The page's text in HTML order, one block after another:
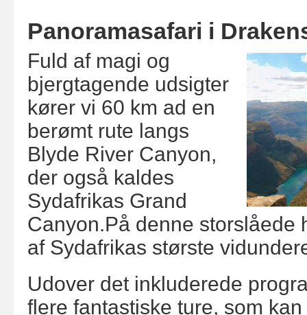
Panoramasafari i
Fuld af magi og
bjergtagende udsigter
kører vi 60 km ad en
berømt rute langs
Blyde River Canyon,
der også kaldes
Sydafrikas Grand
Canyon.På denne storslåede
af Sydafrikas største
Udover det inkluderede
flere fantastiske ture, som